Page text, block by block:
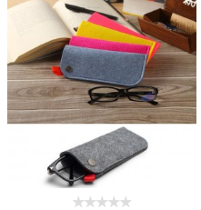
Individuelle
Werbeartikel
anfragen